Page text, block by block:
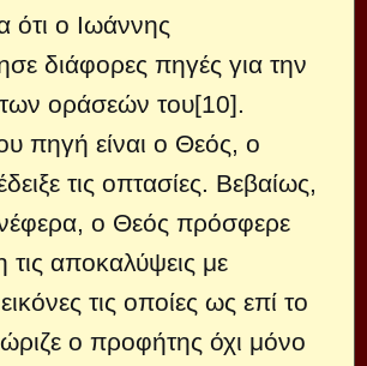
ότι ο Ιωάννης
διάφορες πηγές για την
οράσεών του[10].
πηγή είναι ο Θεός, ο
τις οπτασίες. Βεβαίως,
ο Θεός πρόσφερε
τις αποκαλύψεις με
τις οποίες ως επί το
ο προφήτης όχι μόνο